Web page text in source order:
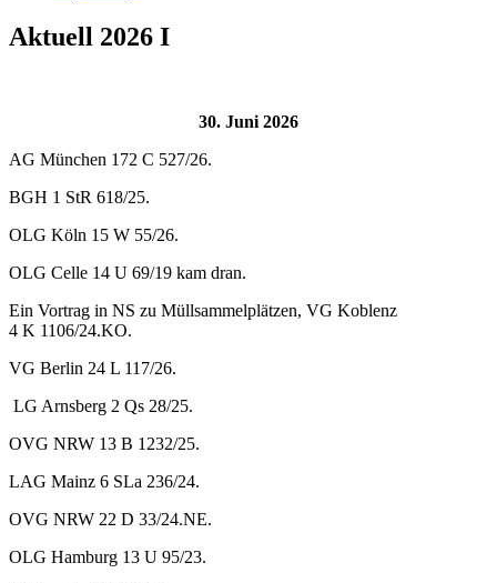
Aktuell 2026 I
30. Juni 2026
AG München 172 C 527/26.
BGH 1 StR 618/25.
OLG Köln 15 W 55/26.
OLG Celle 14 U 69/19 kam dran.
Ein Vortrag in NS zu Müllsammelplätzen, VG Koblenz
4 K 1106/24.KO.
VG Berlin 24 L 117/26.
LG Arnsberg 2 Qs 28/25.
OVG NRW 13 B 1232/25.
LAG Mainz 6 SLa 236/24.
OVG NRW 22 D 33/24.NE.
OLG Hamburg 13 U 95/23.